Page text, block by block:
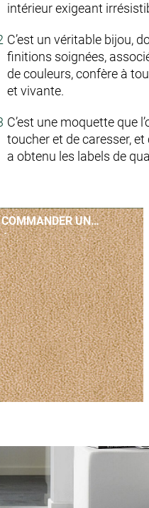
intérieur exigeant
C’est un véritable bijou,
finitions soignées,
de couleurs, confère à
et vivante.
C’est une moquette que
toucher et de caresser, et
a obtenu les labels de
COMMANDER UN
ÉCHANTILLON
Commander un
échantillon